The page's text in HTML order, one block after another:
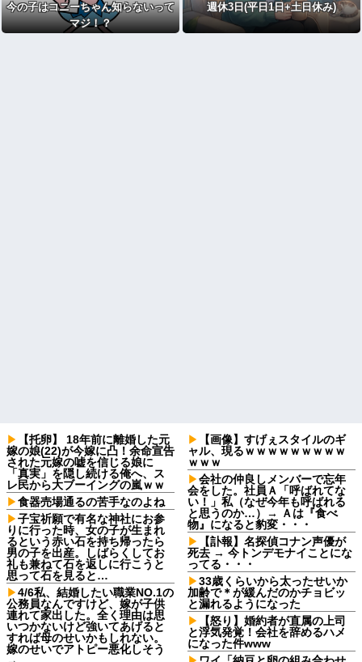
今の子はコニーちゃん知らないって
マジ！？
週休3日(平日1日+土日休み)
【托卵】 18年前に離婚した元
嫁の娘(22)が今嫁に凸！余命宣告
された元嫁の嘘を信じる娘に
「真実」を隠し続ける俺へ、ス
レ民から大ブーイングの嵐ｗｗ
食器売場通るの苦手なのよね
子宝祈願で有名な神社にお参
りに行った時、女の子が生まれ
るという赤い石を持ち帰ったら
男の子を出産。しばらくしてお
礼も兼ねて石を返しに行こうと
思って石を見ると…
4/6私、結婚したい職業NO.1の
公務員なんですけど、嫁が子供
連れて家出した。全く理由は思
いつかないけど強いてあげると
すれば母のせいかもしれない。
嫁のせいでアトピー悪化しそう
【画像】すげぇスタイルのギ
ャル、現るｗｗｗｗｗｗｗｗｗ
ｗｗｗ
会社の仲良しメンバーで忘年
会をした。社員Ａ「呼ばれてな
い！」私（なぜ今年も呼ばれる
と思うのか…）→ Ａは『食べ
物』になると豹変・・・
【訃報】名探偵コナン声優が
死去 → 今トンデモナイことにな
ってる・・・
33歳くらいから太ったせいか
加齢で＊が緩んだのかチョビッ
と漏れるようになった
【怒り】婚約者が直属の上司
と浮気発覚！会社を辞めるハメ
になった件www